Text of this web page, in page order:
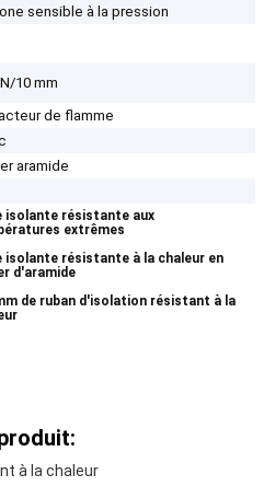
sensible à la pression
10 mm
de flamme
aramide
isolante résistante aux
extrêmes
isolante résistante à la chaleur en
d'aramide
de ruban d'isolation résistant à la
à la chaleur